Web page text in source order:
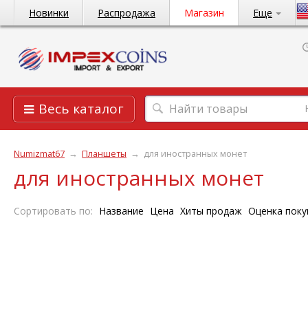
Новинки Распродажа Магазин Еще
Весь каталог
Numizmat67 → Планшеты → для иностранных монет
для иностранных монет
Сортировать по: Название Цена Хиты продаж Оценка